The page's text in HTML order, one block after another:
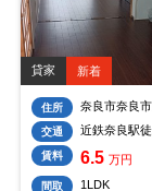
貸家 新着
住所 奈良市奈良
交通 近鉄奈良駅
賃料 6.5 万円
間取 1LDK